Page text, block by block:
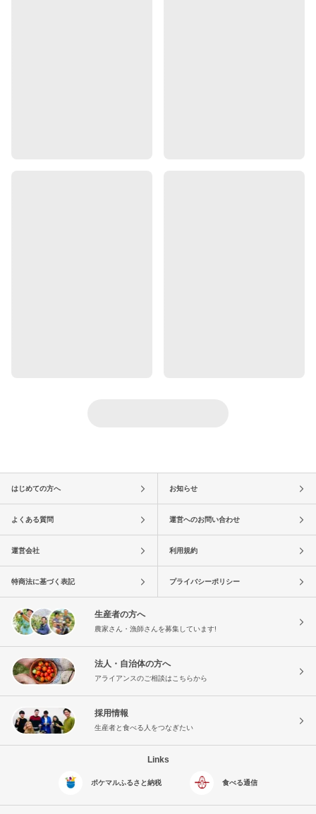
はじめての方へ お知らせ
よくある質問 運営へのお問い合わせ
運営会社 利用規約
特商法に基づく表記 プライバシーポリシー
生産者の方へ
農家さん・漁師さんを募集しています!
法人・自治体の方へ
アライアンスのご相談はこちらから
採用情報
生産者と食べる人をつなぎたい
Links
ポケマルふるさと納税 食べる通信